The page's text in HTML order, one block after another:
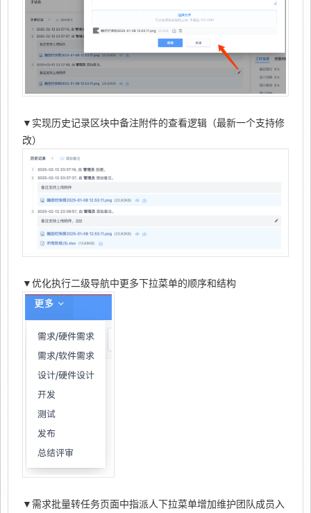
▼实现历史记录区块中备注附件的查看逻辑（最新一个支持修
改）
▼优化执行二级导航中更多下拉菜单的顺序和结构
▼ 需求批量转任务页面中指派人下拉菜单增加维护团队成员入